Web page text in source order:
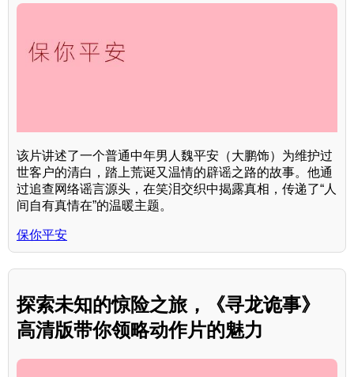
该片讲述了一个普通中年男人魏平安（大鹏饰）为维护过
世客户的清白，踏上荒诞又温情的辟谣之路的故事。他通
过追查网络谣言源头，在笑泪交织中揭露真相，传递了“人
间自有真情在”的温暖主题。
保你平安
探索未知的惊险之旅，《寻龙诡事》
高清版带你领略动作片的魅力